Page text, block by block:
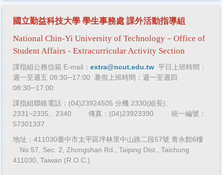
國立勤益科技大學 學生事務處 課外活動指導組
National Chin-Yi University of Technology－Office of
Student Affairs - Extracurricular Activity Section
課指組公務信箱 E-mail： extra@ncut.edu.tw 平日上班時間：
週一至週五 08:30─17:00 暑假上班時間：週一至週四
08:30─17:00
課指組聯絡電話： (04)23924505 分機 2330(組長)、
2331~2335、2340 傳真：(04)23923390 統一編號：
57301337
地址：411030臺中市太平區坪林里中山路二段57號 青永館6樓
No.57, Sec. 2, Zhongshan Rd., Taiping Dist., Taichung
411030, Taiwan (R.O.C.)